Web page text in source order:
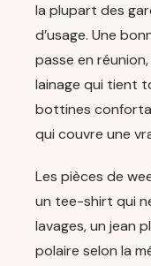
la plupart des
d’usage. Une
passe en
lainage qui tient
bottines
qui couvre une
Les pièces de
un tee-shirt qui
lavages, un jean
polaire selon la